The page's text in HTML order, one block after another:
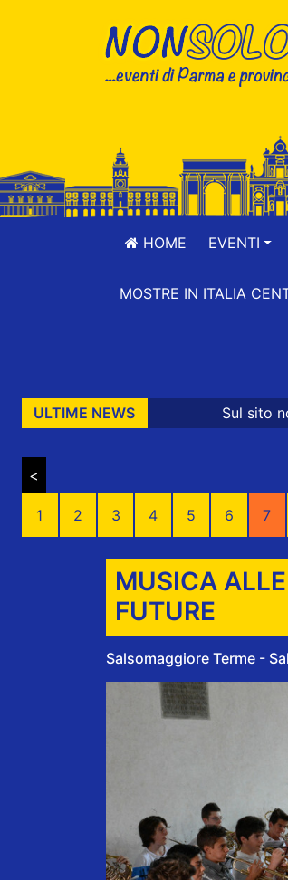
HOME EVENTI
MOSTRE IN ITALIA
ULTIME NEWS
Sul sito nonsoloeventiparma
<
1 2 3 4 5 6 7
MUSICA
FUTURE
Salsomaggiore Terme -